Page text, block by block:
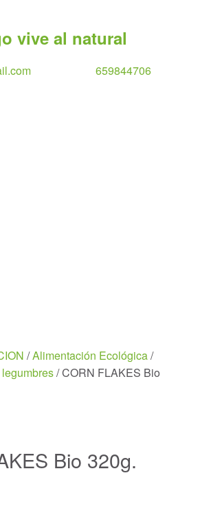
659844706
/Alimentación Ecológica/
/ CORN FLAKES Bio
Bio 320g.